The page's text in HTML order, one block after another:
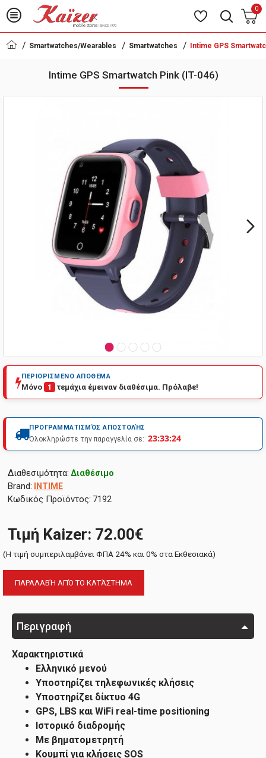
0
Smartwatches/Wearables Smartwatches Intime GPS
Intime GPS Smartwatch Pink (IT-046)
ΠΕΡΙΟΡΙΣΜΕΝΟ ΑΠΟΘΕΜΑ
Μόνο 1 τεμάχια έμειναν διαθέσιμα. Πρόλαβε!
ΠΡΟΓΡΑΜΜΑΤΙΣΜΌΣ ΑΠΟΣΤΟΛΉΣ
Ολοκληρώστε την παραγγελία σε: 23:33:23
Διαθεσιμότητα: Διαθέσιμο
Brand: INTIME
Κωδικός Προϊόντος: 7192
ΠΑΡΑΛΑΒΉ ΑΠΌ ΤΟ ΚΑΤΆΣΤΗΜΑ
Τιμή Kaizer: 72.00€
(H τιμή συμπεριλαμβάνει ΦΠΑ 24% και 0% στα Εκθεσιακά)
Περιγραφή
Χαρακτηριστικά
Ελληνικό μενού
Υποστηρίζει τηλεφωνικές κλήσεις
Υποστηρίζει δίκτυο 4G
GPS, LBS και WiFi real-time positioning
Ιστορικό διαδρομής
Με βηματομετρητή
Κουμπί για κλήσεις SOS